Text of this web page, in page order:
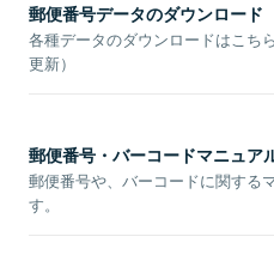
郵便番号データのダウンロード
各種データのダウンロードはこち
更新）
郵便番号・バーコードマニュア
郵便番号や、バーコードに関する
す。